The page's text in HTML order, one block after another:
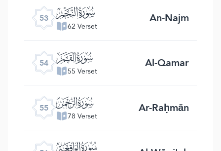
53 ﯢ
62 Verset An-Najm
54 ﯣ
55 Verset Al-Qamar
55 ﯤ
78 Verset Ar-Raḥmān